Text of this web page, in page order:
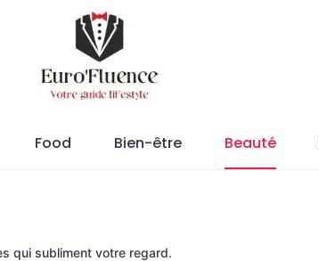
Magazine.
Food Bien-être Beauté
qui subliment votre regard.